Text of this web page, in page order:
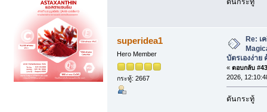
ดันกระทู้
superidea1
Hero Member
กระทู้: 2667
Re: เ
บัตรเองง่าย
« ตอบกลับ
2026,
ดันกระทู้